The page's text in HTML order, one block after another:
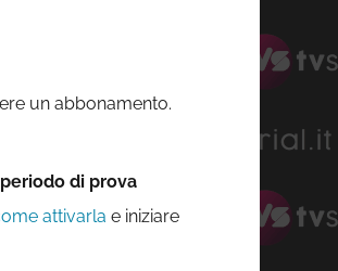
un abbonamento.
periodo di prova
attivarla e iniziare